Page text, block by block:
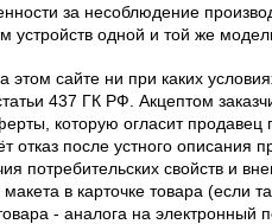
за несоблюдение
устройств одной и той же
сайте ни при каких
437 ГК РФ. Акцептом
которую огласит
отказ после устного описания
потребительских свойств и
в карточке товара (если
- аналога на электронный